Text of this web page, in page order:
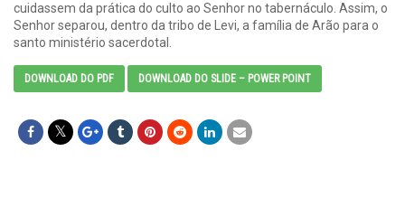
cuidassem da prática do culto ao Senhor no tabernáculo. Assim, o
Senhor separou, dentro da tribo de Levi, a família de Arão para o
santo ministério sacerdotal.
DOWNLOAD DO PDF DOWNLOAD DO SLIDE – POWER POINT